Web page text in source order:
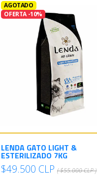
AGOTADO
OFERTA -10%
LENDA GATO LIGHT &
ESTERILIZADO 7KG
$49.500 CLP ( $55.000 CLP )